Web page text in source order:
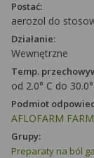
Postać:
aerozol do
Działanie:
Wewnętrzne
Temp.
od 2.0° C do
Podmiot
AFLOFARM
Grupy:
Preparaty na ból